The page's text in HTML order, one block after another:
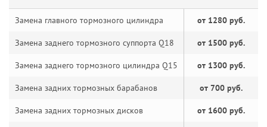
Замена главного тормозного цилиндра от 1280 руб.
Замена заднего тормозного суппорта Q18 от 1500 руб.
Замена заднего тормозного цилиндра Q15 от 1300 руб.
Замена задних тормозных барабанов от 700 руб.
Замена задних тормозных дисков от 1600 руб.